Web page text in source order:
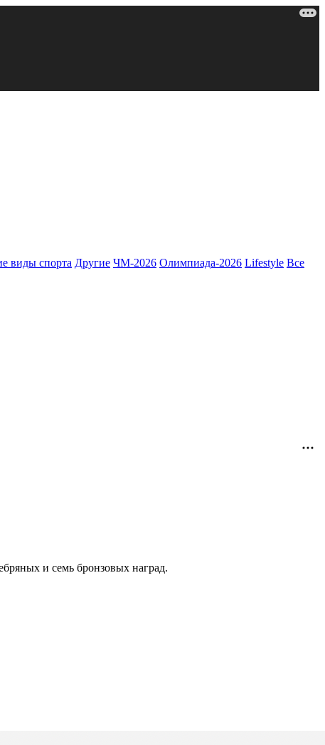
виды спорта Другие ЧМ-2026 Олимпиада-2026 Lifestyle Все
и семь бронзовых наград.